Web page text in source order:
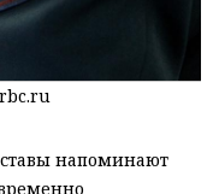
напоминают